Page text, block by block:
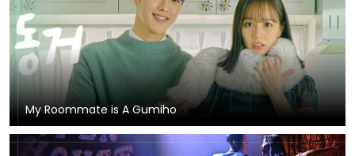
My Roommate is A Gumiho